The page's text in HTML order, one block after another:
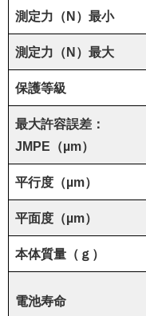
測定力（N）最小
測定力（N）最大
保護等級
最大許容誤差：
JMPE（µm）
平行度（µm）
平面度（µm）
本体質量（ｇ）
電池寿命